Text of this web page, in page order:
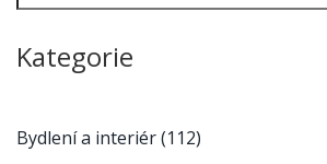
Kategorie
Bydlení a interiér(112)